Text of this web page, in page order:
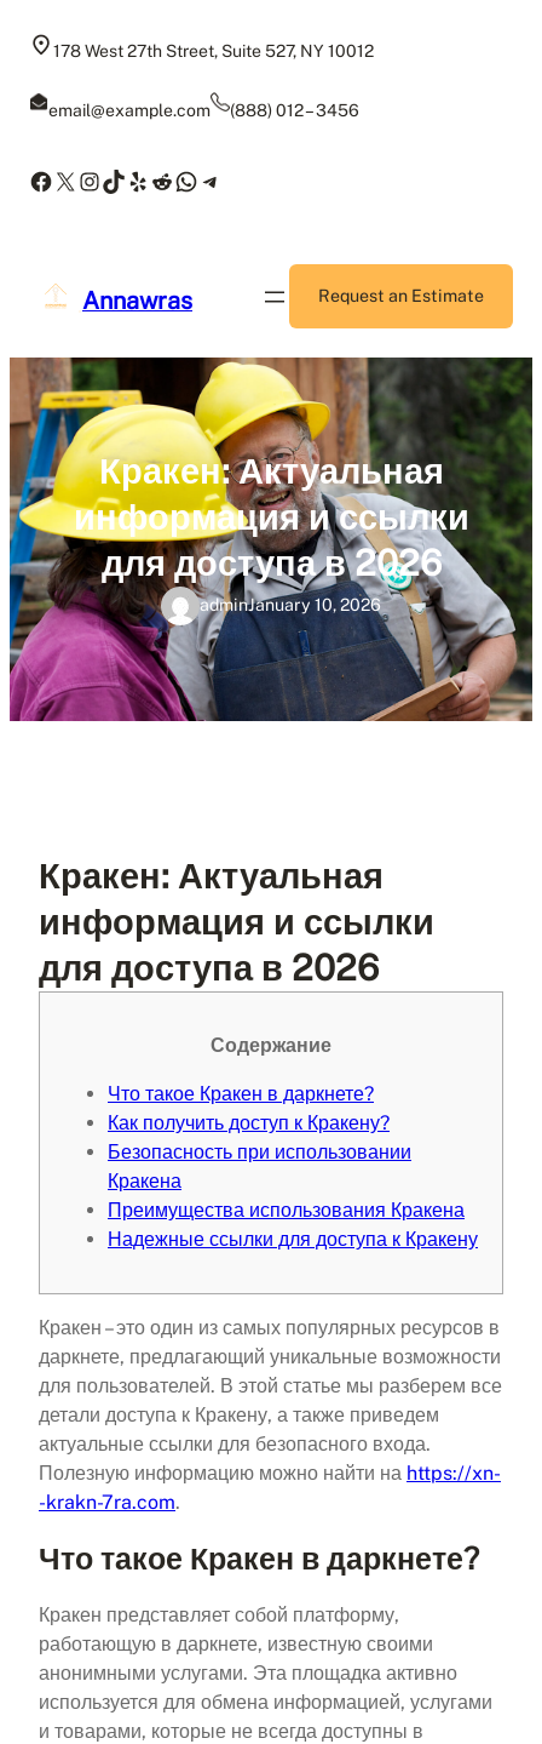
178 West 27th Street, Suite 527, NY 10012
email@example.com (888) 012 – 3456
Facebook
X Instagram
TikTok
Yelp
Reddit
WhatsApp
Telegram
Annawras Request an Estimate
Кракен: Актуальная
информация и ссылки
для доступа в 2026
adminJanuary 10, 2026
Кракен: Актуальная
информация и ссылки
для доступа в 2026
Содержание
Что такое Кракен в даркнете?
Как получить доступ к Кракену?
Безопасность при использовании
Кракена
Преимущества использования Кракена
Надежные ссылки для доступа к Кракену
Кракен – это один из самых популярных ресурсов в
даркнете, предлагающий уникальные возможности
для пользователей. В этой статье мы разберем все
детали доступа к Кракену, а также приведем
актуальные ссылки для безопасного входа.
Полезную информацию можно найти на https://xn-
-krakn-7ra.com.
Что такое Кракен в даркнете?
Кракен представляет собой платформу,
работающую в даркнете, известную своими
анонимными услугами. Эта площадка активно
используется для обмена информацией, услугами
и товарами, которые не всегда доступны в